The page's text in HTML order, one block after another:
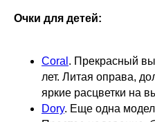
Очки для детей:
Coral . Прекрасный
лет. Литая оправа,
яркие расцветки на
Dory. Еще одна